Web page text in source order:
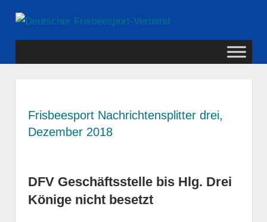
Inhalt
springen
Frisbeesport-
Frisbeesport Nachrichtensplitter drei,
Dezember 2018
DFV Geschäftsstelle bis Hlg. Drei
Könige nicht besetzt